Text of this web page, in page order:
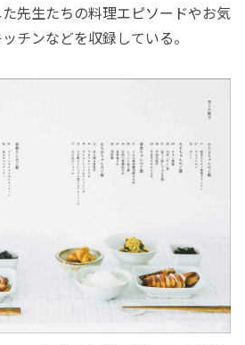
先生たちの料理エピソードやお気
チンなどを収録している。